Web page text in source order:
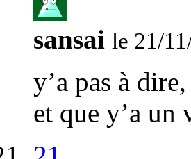
sansai le 21/
y’a pas à
et que y’a un